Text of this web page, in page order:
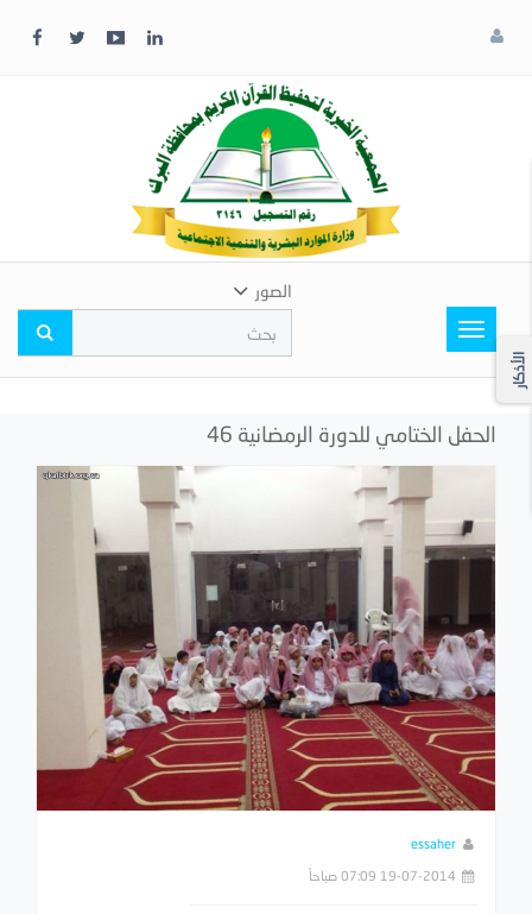
Toggle
navigation
الصور
الأذكار
الحفل الختامي للدورة الرمضانية 46
essaher
19-07-2014 07:09 صباحاً